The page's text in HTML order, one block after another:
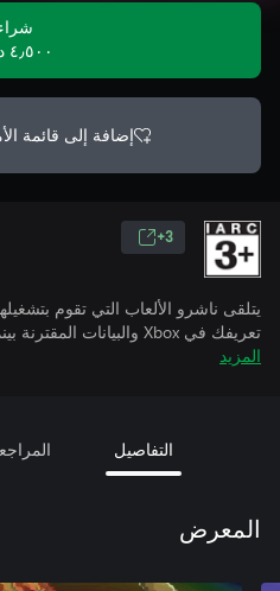
٤٫٥٠٠ د.ك.‏
إضافة إلى قائمة
3+
يتلقى ناشرو الألعاب التي تقوم
تعريفك في Xbox والبيانات المقترنة بينما تمارس الألعاب.
المزيد
التفاصيل
المعرض